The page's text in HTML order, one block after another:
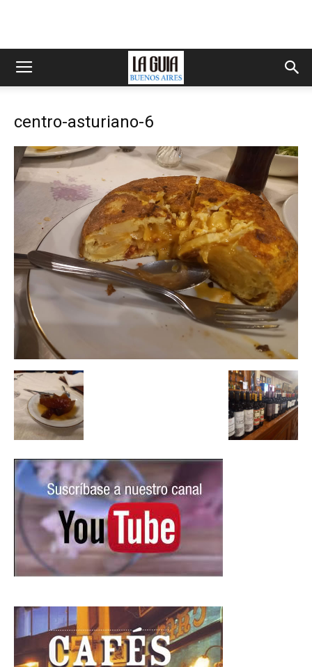
centro-asturiano-6